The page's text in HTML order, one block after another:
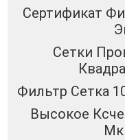
Сертификат
Сетки
Фильтр Сетка
Высокое